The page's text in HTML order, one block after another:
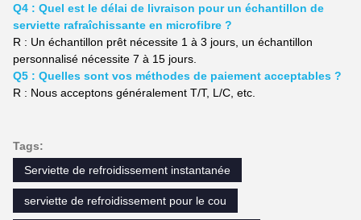
Q4 : Quel est le délai de livraison pour un échantillon de
serviette rafraîchissante en microfibre ?
R : Un échantillon prêt nécessite 1 à 3 jours, un échantillon
personnalisé nécessite 7 à 15 jours.
Q5 : Quelles sont vos méthodes de paiement acceptables ?
R : Nous acceptons généralement T/T, L/C, etc.
Tags:
Serviette de refroidissement instantanée
serviette de refroidissement pour le cou